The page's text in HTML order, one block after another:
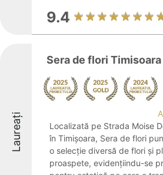
9.4
Laureați
Sera de flori Timisoara
Localizată pe Strada Moise
în Timișoara, Sera de flori
o selecție diversă de flori și
proaspete, evidențiindu-se